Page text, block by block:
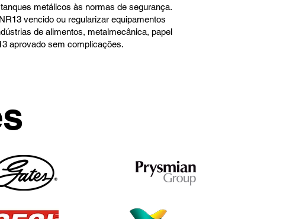
metálicos às normas de segurança.
vencido ou regularizar equipamentos
de alimentos, metalmecânica, papel
aprovado sem complicações.